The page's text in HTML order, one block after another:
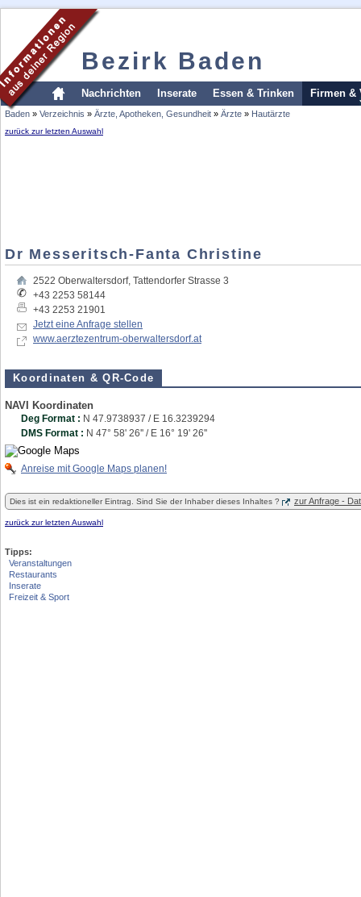
Bezirk Baden
Nachrichten Inserate Essen & Trinken Firmen &
Baden » Verzeichnis » Ärzte, Apotheken, Gesundheit » Ärzte » Hautärzte
zurück zur letzten Auswahl
Dr Messeritsch-Fanta Christine
2522 Oberwaltersdorf, Tattendorfer Strasse 3
+43 2253 58144
+43 2253 21901
Jetzt eine Anfrage stellen
www.aerztezentrum-oberwaltersdorf.at
Koordinaten & QR-Code
NAVI Koordinaten
Deg Format : N 47.9738937 / E 16.3239294
DMS Format : N 47° 58' 26'' / E 16° 19' 26''
Anreise mit Google Maps planen!
Dies ist ein redaktioneller Eintrag. Sind Sie der Inhaber dieses Inhaltes ? zur Anfrage -
zurück zur letzten Auswahl
Tipps:
Veranstaltungen
Restaurants
Inserate
Freizeit & Sport